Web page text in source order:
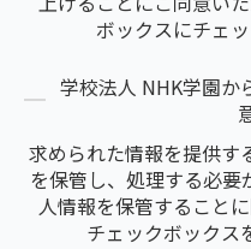
ボックスにチェ
学校法人 NHK学園か
求められた情報を提供す
を保管し、処理する必要
人情報を保管すること
チェックボックス